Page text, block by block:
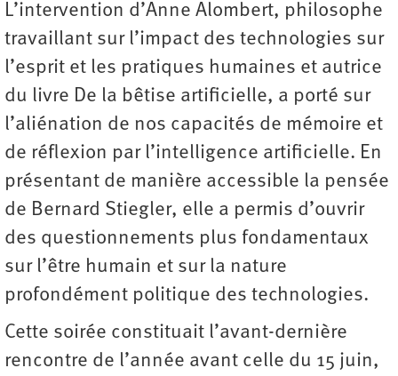
L’intervention d’Anne Alombert, philosophe
travaillant sur l’impact des technologies sur
l’esprit et les pratiques humaines et autrice
du livre De la bêtise artificielle, a porté sur
l’aliénation de nos capacités de mémoire et
de réflexion par l’intelligence artificielle. En
présentant de manière accessible la pensée
de Bernard Stiegler, elle a permis d’ouvrir
des questionnements plus fondamentaux
sur l’être humain et sur la nature
profondément politique des technologies.
Cette soirée constituait l’avant-dernière
rencontre de l’année avant celle du 15 juin,